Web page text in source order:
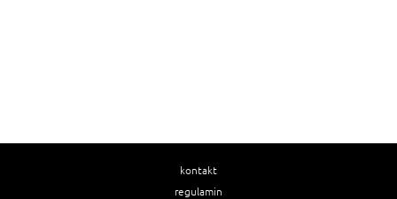
kontakt
regulamin